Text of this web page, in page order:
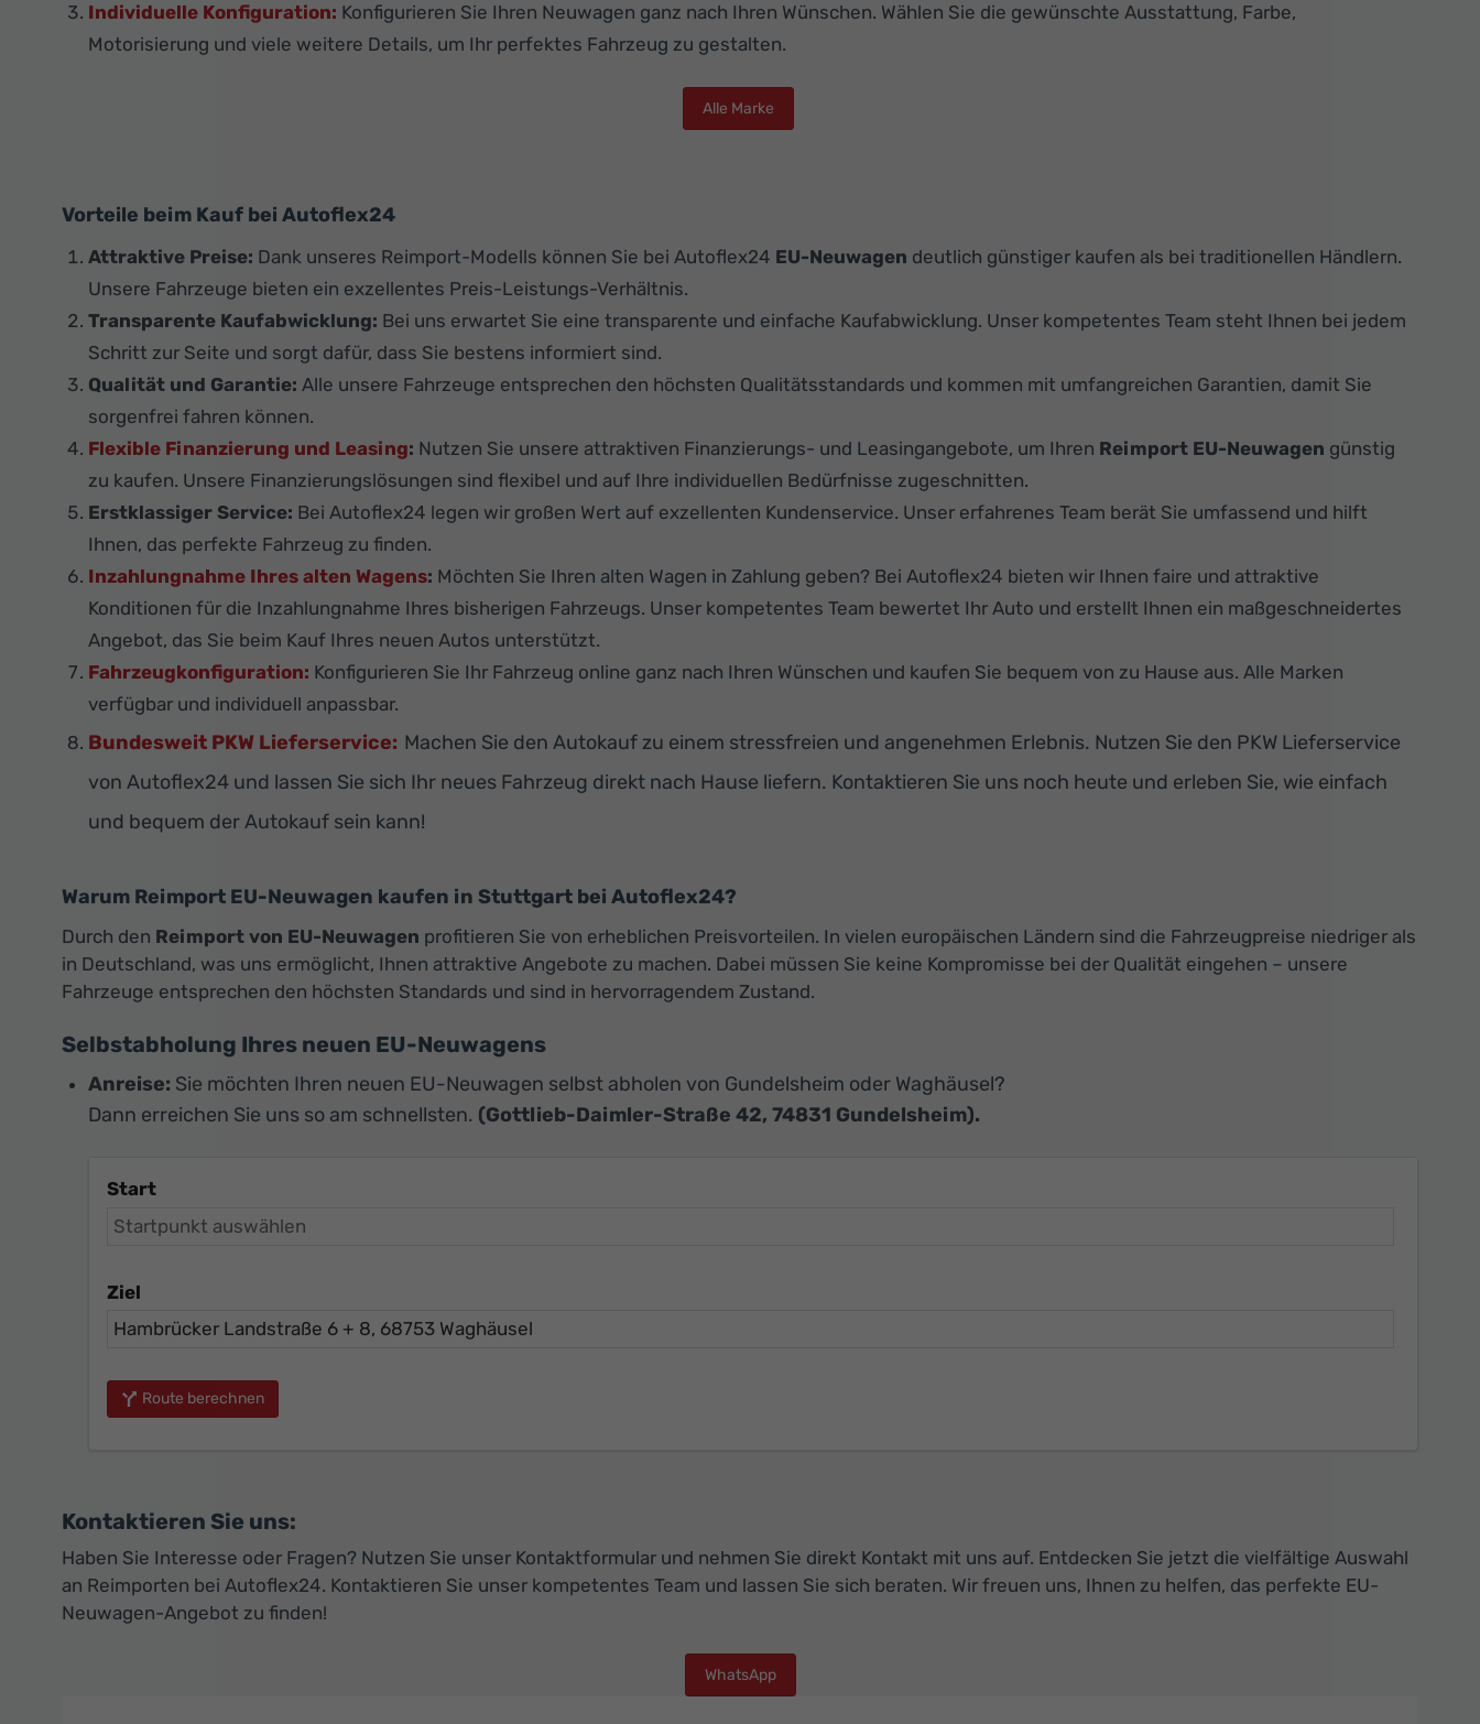
Individuelle Konfiguration: Konfigurieren Sie Ihren Neuwagen ganz nach Ihren Wünschen. Wählen Sie die gewünschte Ausstattung, Farbe,
Motorisierung und viele weitere Details, um Ihr perfektes Fahrzeug zu gestalten.
Alle Marke
Vorteile beim Kauf bei Autoflex24
Attraktive Preise: Dank unseres Reimport-Modells können Sie bei Autoflex24 EU-Neuwagen deutlich günstiger kaufen als bei traditionellen Händlern.
Unsere Fahrzeuge bieten ein exzellentes Preis-Leistungs-Verhältnis.
Transparente Kaufabwicklung: Bei uns erwartet Sie eine transparente und einfache Kaufabwicklung. Unser kompetentes Team steht Ihnen bei jedem
Schritt zur Seite und sorgt dafür, dass Sie bestens informiert sind.
Qualität und Garantie: Alle unsere Fahrzeuge entsprechen den höchsten Qualitätsstandards und kommen mit umfangreichen Garantien, damit Sie
sorgenfrei fahren können.
Flexible Finanzierung und Leasing: Nutzen Sie unsere attraktiven Finanzierungs- und Leasingangebote, um Ihren Reimport EU-Neuwagen günstig
zu kaufen. Unsere Finanzierungslösungen sind flexibel und auf Ihre individuellen Bedürfnisse zugeschnitten.
Erstklassiger Service: Bei Autoflex24 legen wir großen Wert auf exzellenten Kundenservice. Unser erfahrenes Team berät Sie umfassend und hilft
Ihnen, das perfekte Fahrzeug zu finden.
Inzahlungnahme Ihres alten Wagens: Möchten Sie Ihren alten Wagen in Zahlung geben? Bei Autoflex24 bieten wir Ihnen faire und attraktive
Konditionen für die Inzahlungnahme Ihres bisherigen Fahrzeugs. Unser kompetentes Team bewertet Ihr Auto und erstellt Ihnen ein maßgeschneidertes
Angebot, das Sie beim Kauf Ihres neuen Autos unterstützt.
Fahrzeugkonfiguration: Konfigurieren Sie Ihr Fahrzeug online ganz nach Ihren Wünschen und kaufen Sie bequem von zu Hause aus. Alle Marken
verfügbar und individuell anpassbar.
Bundesweit PKW Lieferservice: Machen Sie den Autokauf zu einem stressfreien und angenehmen Erlebnis. Nutzen Sie den PKW Lieferservice
von Autoflex24 und lassen Sie sich Ihr neues Fahrzeug direkt nach Hause liefern. Kontaktieren Sie uns noch heute und erleben Sie, wie einfach
und bequem der Autokauf sein kann!
Warum Reimport EU-Neuwagen kaufen in Stuttgart bei Autoflex24?
Durch den Reimport von EU-Neuwagen profitieren Sie von erheblichen Preisvorteilen. In vielen europäischen Ländern sind die Fahrzeugpreise niedriger als
in Deutschland, was uns ermöglicht, Ihnen attraktive Angebote zu machen. Dabei müssen Sie keine Kompromisse bei der Qualität eingehen – unsere
Fahrzeuge entsprechen den höchsten Standards und sind in hervorragendem Zustand.
Selbstabholung Ihres neuen EU-Neuwagens
Anreise: Sie möchten Ihren neuen EU-Neuwagen selbst abholen von Gundelsheim oder Waghäusel?
Dann erreichen Sie uns so am schnellsten. (Gottlieb-Daimler-Straße 42, 74831 Gundelsheim).
Start
Ziel
Route berechnen
Kontaktieren Sie uns:
Haben Sie Interesse oder Fragen? Nutzen Sie unser Kontaktformular und nehmen Sie direkt Kontakt mit uns auf. Entdecken Sie jetzt die vielfältige Auswahl
an Reimporten bei Autoflex24. Kontaktieren Sie unser kompetentes Team und lassen Sie sich beraten. Wir freuen uns, Ihnen zu helfen, das perfekte EU-
Neuwagen-Angebot zu finden!
WhatsApp